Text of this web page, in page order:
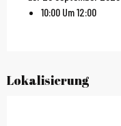
10:00 Um 12:00
Lokalisierung